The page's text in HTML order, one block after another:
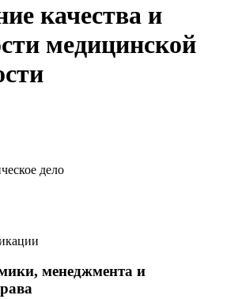
качества и
медицинской
дело
менеджмента и